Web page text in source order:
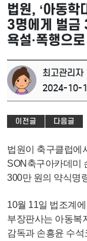
법원, ‘아동학
3명에게 벌금
욕설·폭행으
최고관리자
2024-10-
이전글 다음글
법원이 축구클럽에
SON축구아카데미
300만 원의 약식명
10월 11일 법조계
부장판사는 아동복
감독과 손흥윤 수